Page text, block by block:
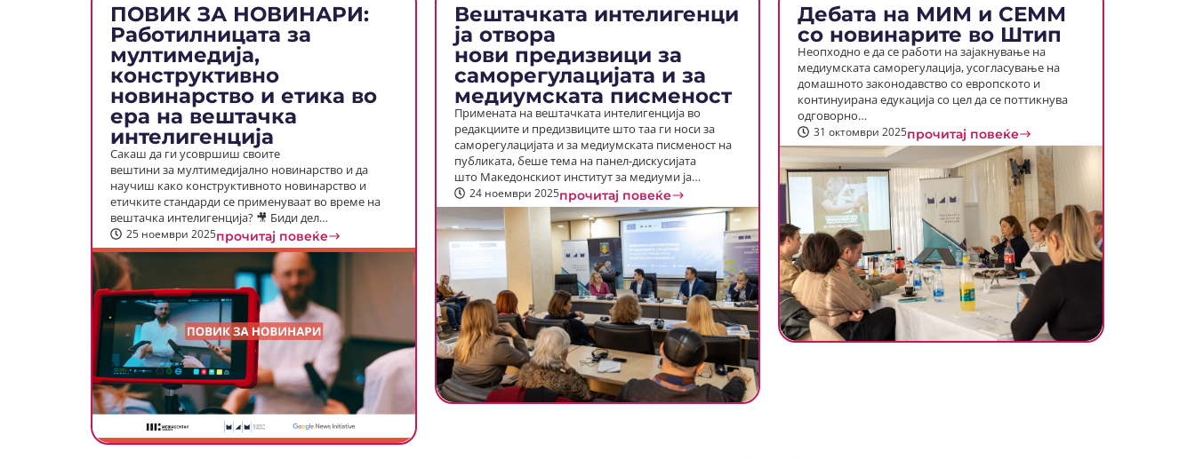
ПОВИК ЗА НОВИНАРИ:
Работилницата за
мултимедија,
конструктивно
новинарство и етика во
ера на вештачка
интелигенција
Сакаш да ги усовршиш своите
вештини за мултимедијално новинарство и да
научиш како конструктивното новинарство и
етичките стандарди се применуваат во време на
вештачка интелигенција? 🎥 Биди дел…
25 ноември 2025прочитај повеќе
Вештачката интелигенци
ја отвора
нови предизвици за
саморегулацијата и за
медиумската писменост
Примената на вештачката интелигенција во
редакциите и предизвиците што таа ги носи за
саморегулацијата и за медиумската писменост на
публиката, беше тема на панел-дискусијата
што Македонскиот институт за медиуми ја…
24 ноември 2025прочитај повеќе
Дебата на МИМ и СЕММ
со новинарите во Штип
Неопходно е да се работи на зајакнување на
медиумската саморегулација, усогласување на
домашното законодавство со европското и
континуирана едукација со цел да се поттикнува
одговорно…
31 октомври 2025прочитај повеќе